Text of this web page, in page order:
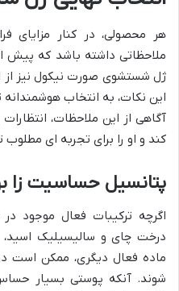
هر محصولی، در کنار مزایای
ملاحظاتی داشته باشد که پیش
ژل شستشوی صورت نیکول نیز از
این نکات، به انتخاب
آگاهی از این ملاحظات،
کند و او را برای تجربه ای مطلوب
پتانسیل حساسیت زا
اگرچه ترکیبات فعال موجود
درخت چای و سالیسیلیک اسید،
ماده فعال دیگری، ممکن است
شوند. آنکه پوستی بسیار